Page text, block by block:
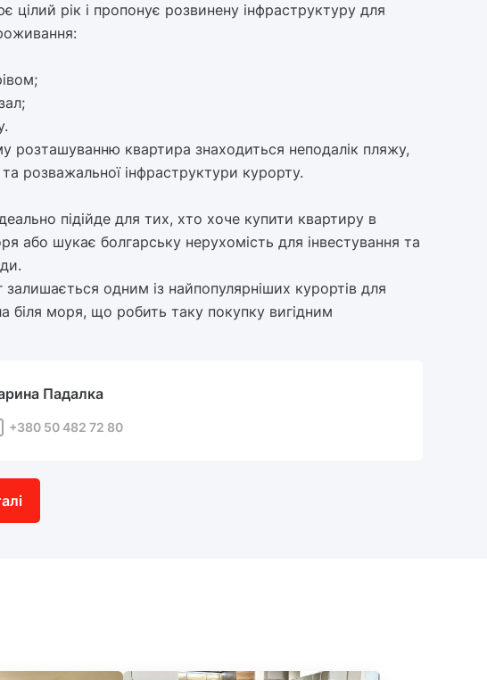
цілий рік і пропонує розвинену інфраструктуру для
розташуванню квартира знаходиться неподалік пляжу,
розважальної інфраструктури курорту.
підійде для тих, хто хоче купити квартиру в
або шукає болгарську нерухомість для інвестування та
одним із найпопулярніших курортів для
біля моря, що робить таку покупку вигідним
Падалка
+380 50 482 72 80